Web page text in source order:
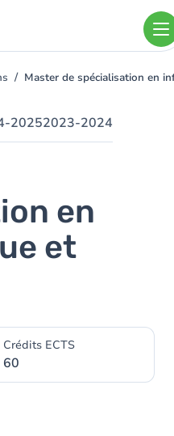
Master de spécialisation en
20252023-2024
en
et
Crédits ECTS
60